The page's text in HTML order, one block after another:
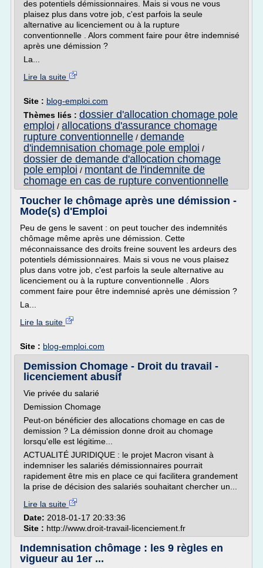
des potentiels démissionnaires. Mais si vous ne vous
plaisez plus dans votre job, c'est parfois la seule
alternative au licenciement ou à la rupture
conventionnelle . Alors comment faire pour être indemnisé
après une démission ?
La...
Lire la suite
Site : blog-emploi.com
Thèmes liés : dossier d'allocation chomage pole
emploi / allocations d'assurance chomage
rupture conventionnelle / demande
d'indemnisation chomage pole emploi /
dossier de demande d'allocation chomage
pole emploi / montant de l'indemnite de
chomage en cas de rupture conventionnelle
Toucher le chômage après une démission -
Mode(s) d'Emploi
Peu de gens le savent : on peut toucher des indemnités
chômage même après une démission. Cette
méconnaissance des droits freine souvent les ardeurs des
potentiels démissionnaires. Mais si vous ne vous plaisez
plus dans votre job, c'est parfois la seule alternative au
licenciement ou à la rupture conventionnelle . Alors
comment faire pour être indemnisé après une démission ?
La...
Lire la suite
Site : blog-emploi.com
Demission Chomage - Droit du travail -
licenciement abusif
Vie privée du salarié
Demission Chomage
Peut-on bénéficier des allocations chomage en cas de
demission ? La démission donne droit au chomage
lorsqu'elle est légitime...
ACTUALITÉ JURIDIQUE : le projet Macron visant à
indemniser les salariés démissionnaires pourrait
rapidement être mis en place ce qui facilitera grandement
la prise de décision des salariés souhaitant chercher un...
Lire la suite
Date: 2018-01-17 20:33:36
Site : http://www.droit-travail-licenciement.fr
Indemnisation chômage : les 9 règles en
vigueur au 1er ...